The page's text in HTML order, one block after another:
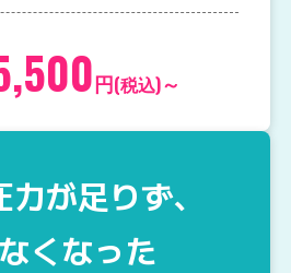
円(税込)～
が足りず、
くなった